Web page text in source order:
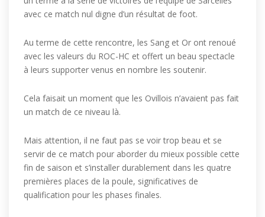
avec ce match nul digne d’un résultat de foot.
Au terme de cette rencontre, les Sang et Or ont renoué
avec les valeurs du ROC-HC et offert un beau spectacle
à leurs supporter venus en nombre les soutenir.
Cela faisait un moment que les Ovillois n’avaient pas fait
un match de ce niveau là.
Mais attention, il ne faut pas se voir trop beau et se
servir de ce match pour aborder du mieux possible cette
fin de saison et s’installer durablement dans les quatre
premières places de la poule, significatives de
qualification pour les phases finales.